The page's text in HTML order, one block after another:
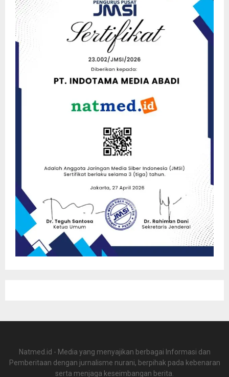
Natmed.id - Media yang menyajikan berbagai Informasi dan
Pemberitaan dengan jurnalisme nurani, berpihak pada kebenaran
serta menjaga keseimbangan berita.